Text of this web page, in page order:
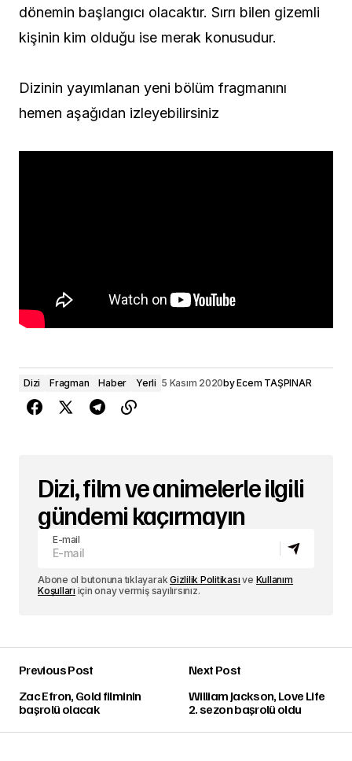
dönemin başlangıcı olacaktır. Sırrı bilen gizemli
kişinin kim olduğu ise merak konusudur.
Dizinin yayımlanan yeni bölüm fragmanını
hemen aşağıdan izleyebilirsiniz
Dizi Fragman Haber Yerli 5 Kasım 2020byEcem TAŞPINAR
Dizi, film ve animelerle ilgili
gündemi kaçırmayın
E-mail
Abone ol butonuna tıklayarakGizlilik Politikası ve Kullanım
Koşulları için onay vermiş sayılırsınız.
Previous Post
Zac Efron, Gold filminin
başrolü olacak
Next Post
William Jackson, Love Life
2. sezon başrolü oldu